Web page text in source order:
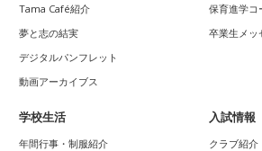
Tama Café紹介
夢と志の結実
デジタルパンフレット
動画アーカイブス
保育進学コ
卒業生メッ
学校生活
年間行事・制服紹介
入試情報
クラブ紹介